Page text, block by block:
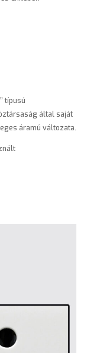
típusú
által saját
áramú változata.